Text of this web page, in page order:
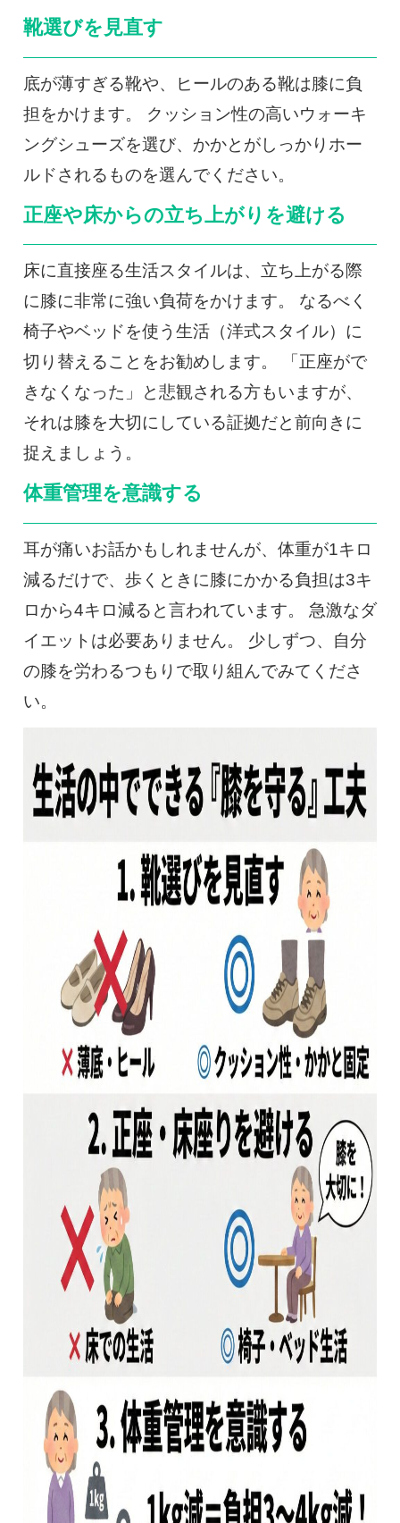
靴選びを見直す
底が薄すぎる靴や、ヒールのある靴は膝に負
担をかけます。 クッション性の高いウォーキ
ングシューズを選び、かかとがしっかりホー
ルドされるものを選んでください。
正座や床からの立ち上がりを避ける
床に直接座る生活スタイルは、立ち上がる際
に膝に非常に強い負荷をかけます。 なるべく
椅子やベッドを使う生活（洋式スタイル）に
切り替えることをお勧めします。 「正座がで
きなくなった」と悲観される方もいますが、
それは膝を大切にしている証拠だと前向きに
捉えましょう。
体重管理を意識する
耳が痛いお話かもしれませんが、体重が1キロ
減るだけで、歩くときに膝にかかる負担は3キ
ロから4キロ減ると言われています。 急激なダ
イエットは必要ありません。 少しずつ、自分
の膝を労わるつもりで取り組んでみてくださ
い。